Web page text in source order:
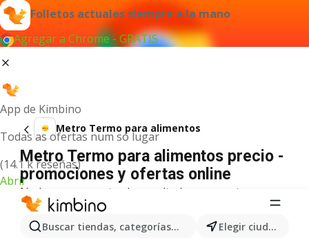
Folletos actuales siempre a la mano
Agregar a Chrome - GRATIS
App de Kimbino
Todas as ofertas num só lugar
(14.1 k reseñas)
Abrir
Buscar tiendas, categorías, productos... Elegir ciudad
Metro Termo para alimentos
Metro Termo para alimentos precio -
promociones y ofertas online
No hemos encontrado resultados para este
término.
Más productos en tiendas Metro